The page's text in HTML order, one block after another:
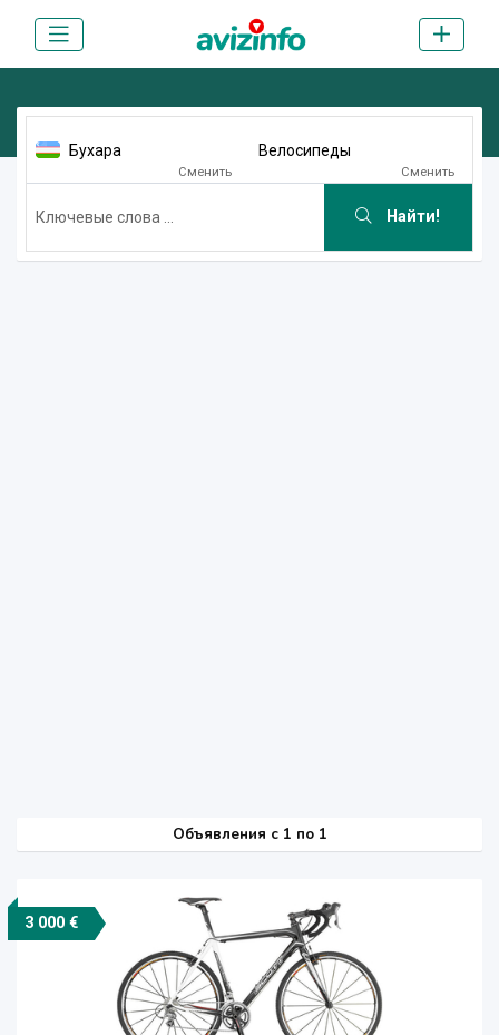
Бухара
Сменить
Велосипеды
Сменить
Найти!
Объявления c 1 по 1
3 000 €